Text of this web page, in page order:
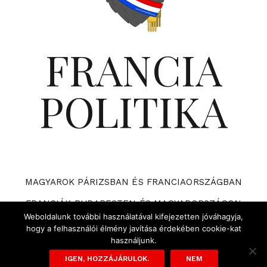
FRANCIA
POLITIKA
MAGYAROK PÁRIZSBAN ÉS FRANCIAORSZÁGBAN
FRANCIÁK BUDAPESTEN ÉS MAGYARORSZÁGON
VÁRHATÓ ESEMÉNYEK A FRANCIA POLITIKÁBAN
ADATVÉDELMI TÁJÉKOZTATÓ ÉS SZABÁLYZAT
Weboldalunk további használatával kifejezetten jóváhagyja,
hogy a felhasználói élmény javítása érdekében cookie-kat
használjunk.
IGEN, HOZZÁJÁRULOK. NEM